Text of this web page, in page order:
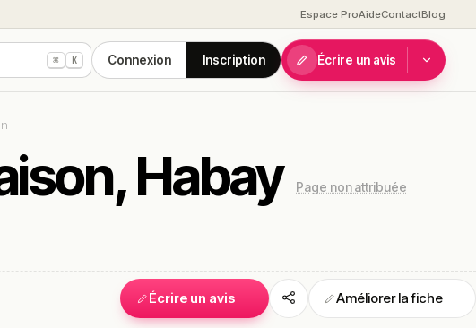
Espace ProAideContactBlog
⌘ K Connexion Inscription Écrire un avis
Habay
Page non attribuée
Écrire un avis Améliorer la fiche